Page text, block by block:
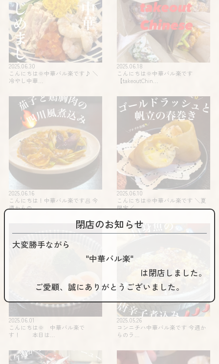
2025.06.30
こんにちは🌞中華バル楽です♪ ＼
冷やし中華…
2025.06.18
こんにちは🌞中華バル楽です
【takeoutChin…
2025.06.16
こんにちは！中華バル楽です🥟 今
週からの…
2025.06.10
こんにちは🌞中華バル楽です️ ＼夏
限定️／…
2025.06.01
こんにちは🌞 中華バル楽で
す！ 本日は…
2025.05.26
コンニチハ️️中華バル楽です 今週か
らのラ…
閉店のお知らせ
大変勝手ながら
"中華バル楽"
は閉店しました。
ご愛顧、誠にありがとうございました。